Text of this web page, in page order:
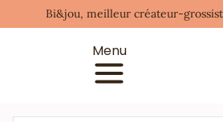
Bi&jou, meilleur créateur-
Menu